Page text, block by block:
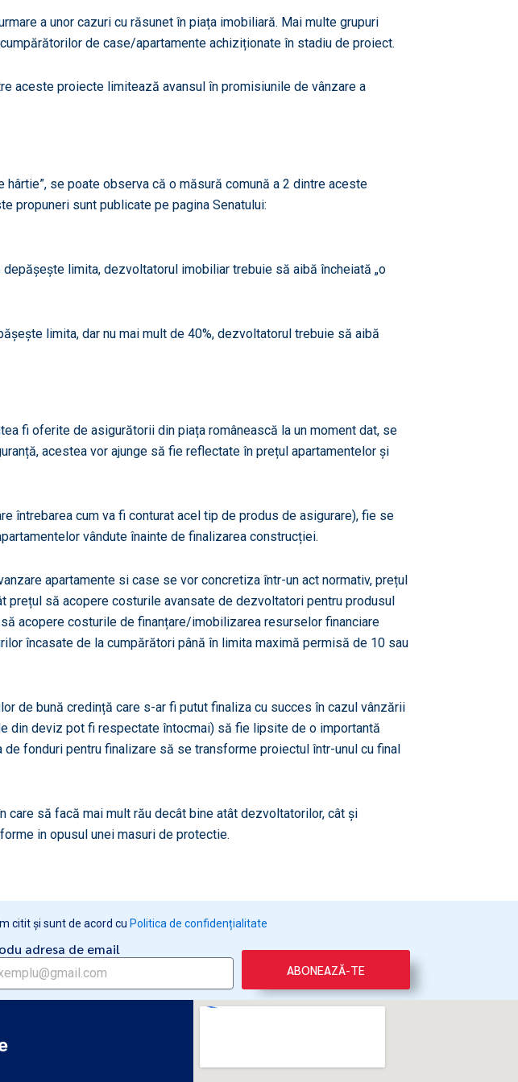
a unor cazuri cu răsunet în piața imobiliară. Mai multe grupuri
de case/apartamente achiziționate în stadiu de proiect.
aceste proiecte limitează avansul în promisiunile de vânzare a
se poate observa că o măsură comună a 2 dintre aceste
propuneri sunt publicate pe pagina Senatului:
limita, dezvoltatorul imobiliar trebuie să aibă încheiată „o
limita, dar nu mai mult de 40%, dezvoltatorul trebuie să aibă
fi oferite de asigurătorii din piața românească la un moment dat, se
acestea vor ajunge să fie reflectate în prețul apartamentelor și
întrebarea cum va fi conturat acel tip de produs de asigurare), fie se
vândute înainte de finalizarea construcției.
apartamente si case se vor concretiza într-un act normativ, prețul
să acopere costurile avansate de dezvoltatori pentru produsul
acopere costurile de finanțare/imobilizarea resurselor financiare
încasate de la cumpărători până în limita maximă permisă de 10 sau
de bună credință care s-ar fi putut finaliza cu succes în cazul vânzării
din deviz pot fi respectate întocmai) să fie lipsite de o importantă
fonduri pentru finalizare să se transforme proiectul într-unul cu final
care să facă mai mult rău decât bine atât dezvoltatorilor, cât și
in opusul unei masuri de protectie.
citit și sunt de acord cu Politica de confidențialitate
adresa de email
ABONEAZĂ-TE